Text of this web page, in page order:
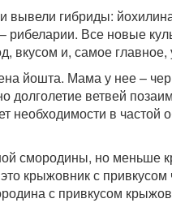
вывели гибриды:
рибеларии. Все новые
вкусом и, самое
йошта. Мама у нее –
долголетие ветвей
необходимости в частой
смородины, но меньше
крыжовник с
с привкусом